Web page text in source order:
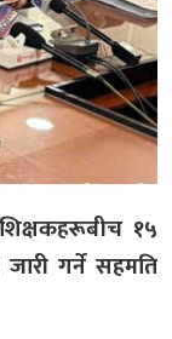
१५
गर्ने सहमति